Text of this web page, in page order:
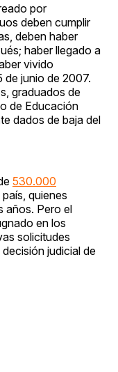
por
deben cumplir
deben haber
haber llegado a
vivido
de junio de 2007.
graduados de
de Educación
dados de baja del
530.000
quienes
años. Pero el
en los
solicitudes
judicial de